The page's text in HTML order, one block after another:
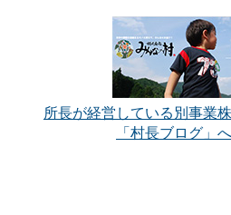
所長が経営している別事業
「村長ブログ」